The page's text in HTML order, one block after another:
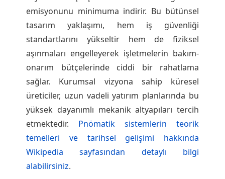
emisyonunu minimuma indirir. Bu bütünsel
tasarım yaklaşımı, hem iş güvenliği
standartlarını yükseltir hem de fiziksel
aşınmaları engelleyerek işletmelerin bakım-
onarım bütçelerinde ciddi bir rahatlama
sağlar. Kurumsal vizyona sahip küresel
üreticiler, uzun vadeli yatırım planlarında bu
yüksek dayanımlı mekanik altyapıları tercih
etmektedir. Pnömatik sistemlerin teorik
temelleri ve tarihsel gelişimi hakkında
Wikipedia sayfasından detaylı bilgi
alabilirsiniz.